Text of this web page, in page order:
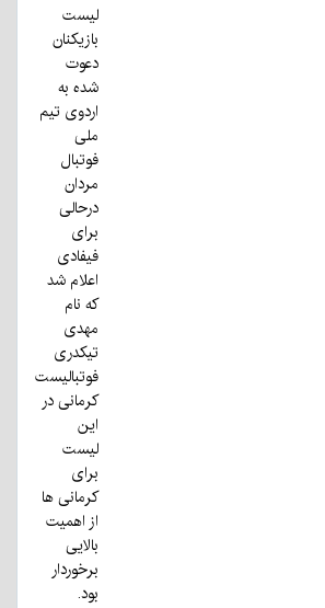
لیست
بازیکنان
دعوت
شده به
اردوی تیم
ملی
فوتبال
مردان
درحالی
برای
فیفادی
اعلام شد
که نام
مهدی
تیکدری
فوتبالیست
کرمانی در
این
لیست
برای
کرمانی ها
از اهمیت
بالایی
برخوردار
بود.